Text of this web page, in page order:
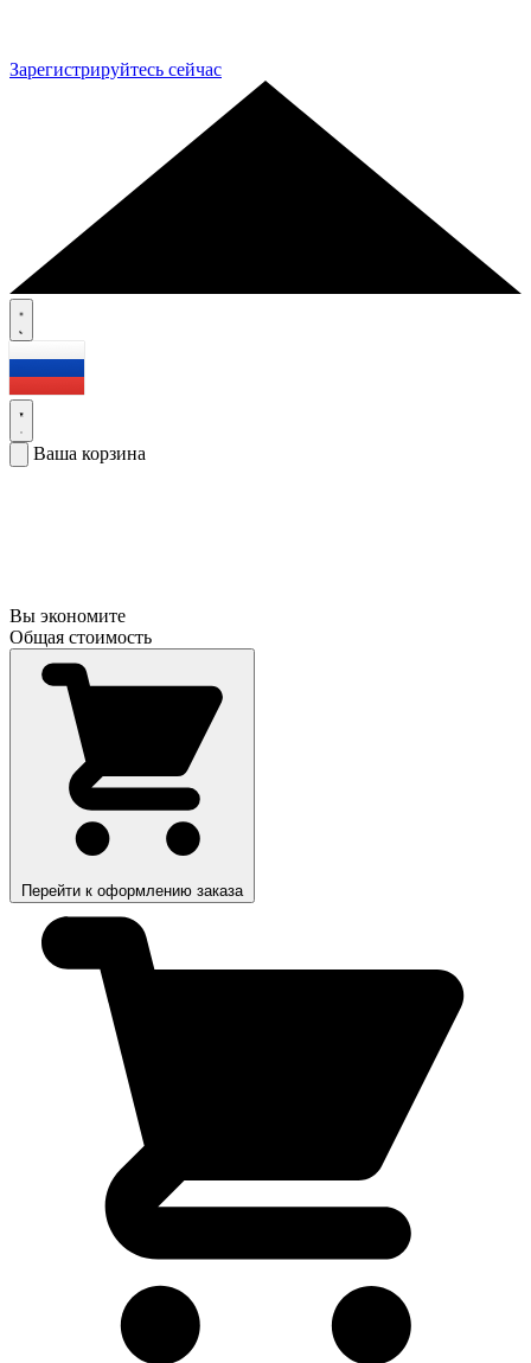
Зарегистрируйтесь сейчас
Ваша корзина
Вы экономите
Общая стоимость
Перейти к оформлению заказа